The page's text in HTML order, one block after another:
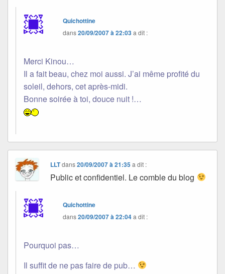
Quichottine
dans20/09/2007 à 22:03a dit :
Merci Kinou…
Il a fait beau, chez moi aussi. J’ai même profité du
soleil, dehors, cet après-midi.
Bonne soirée à toi, douce nuit !…
LLTdans20/09/2007 à 21:35 a dit :
Public et confidentiel. Le comble du blog
Quichottine
dans20/09/2007 à 22:04a dit :
Pourquoi pas…
Il suffit de ne pas faire de pub…